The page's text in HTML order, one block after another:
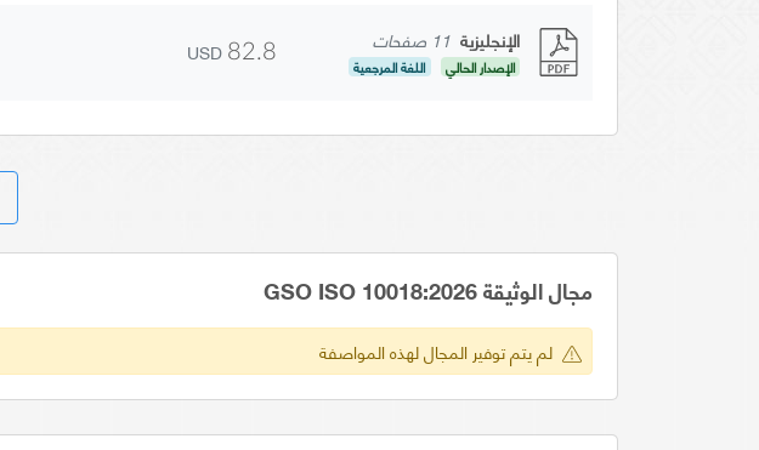
الإنجليزية 11 صفحات
الإصدار الحالي اللغة المرجعية USD 82.8
مجال الوثيقة GSO ISO 10018:2026
لم يتم توفير المجال لهذه المواصفة